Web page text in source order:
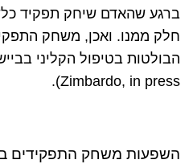
ברגע שהאדם שיחק תפקיד
חלק ממנו. ואכן, משחק
הבולטות בטיפול הקליני
Zimbardo, in press
).
השפעות משחק התפקידים